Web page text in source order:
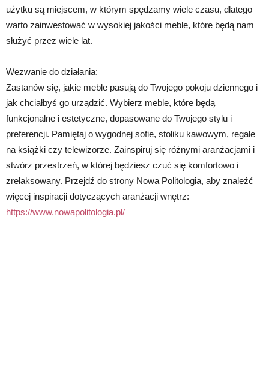
użytku są miejscem, w którym spędzamy wiele czasu, dlatego
warto zainwestować w wysokiej jakości meble, które będą nam
służyć przez wiele lat.
Wezwanie do działania:
Zastanów się, jakie meble pasują do Twojego pokoju dziennego i
jak chciałbyś go urządzić. Wybierz meble, które będą
funkcjonalne i estetyczne, dopasowane do Twojego stylu i
preferencji. Pamiętaj o wygodnej sofie, stoliku kawowym, regale
na książki czy telewizorze. Zainspiruj się różnymi aranżacjami i
stwórz przestrzeń, w której będziesz czuć się komfortowo i
zrelaksowany. Przejdź do strony Nowa Politologia, aby znaleźć
więcej inspiracji dotyczących aranżacji wnętrz:
https://www.nowapolitologia.pl/